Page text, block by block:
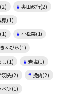
奥田政行(2)
県(1)
小松菜(1)
んぴら(1)
し(1)
岩塩(1)
羽先(2)
挽肉(2)
ベツ(1)